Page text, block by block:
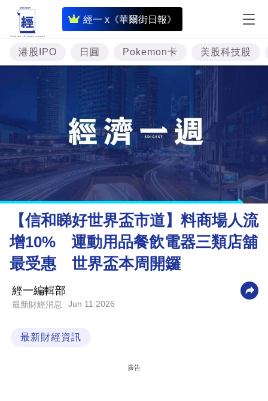
經一 x《華爾街日報》
即
時
財
經
專
題
投
資
樓
市
理
財
商
業
技
場
港股IPO 日圓 Pokemon卡 美股科技股
【信和睇好世界盃市道】料商場人流
增10% 運動用品餐飲電器三類店舖
最受惠 世界盃本周開鑼
經一編輯部
最新財經消息 Jun 11 2026
最新財經資訊
廣告